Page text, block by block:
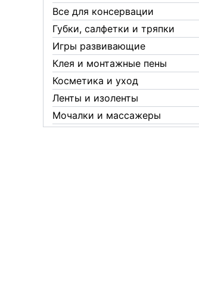
Все для консервации
Губки, салфетки и тряпки
Игры развивающие
Клея и монтажные пены
Косметика и уход
Ленты и изоленты
Мочалки и массажеры